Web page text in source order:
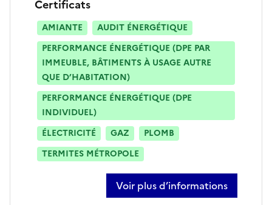
Certificats
AMIANTE
AUDIT ÉNERGÉTIQUE
PERFORMANCE ÉNERGÉTIQUE (DPE PAR
IMMEUBLE, BÂTIMENTS À USAGE AUTRE
QUE D’HABITATION)
PERFORMANCE ÉNERGÉTIQUE (DPE
INDIVIDUEL)
ÉLECTRICITÉ
GAZ
PLOMB
TERMITES MÉTROPOLE
Voir plus d’informations
sur stéphane gaillard